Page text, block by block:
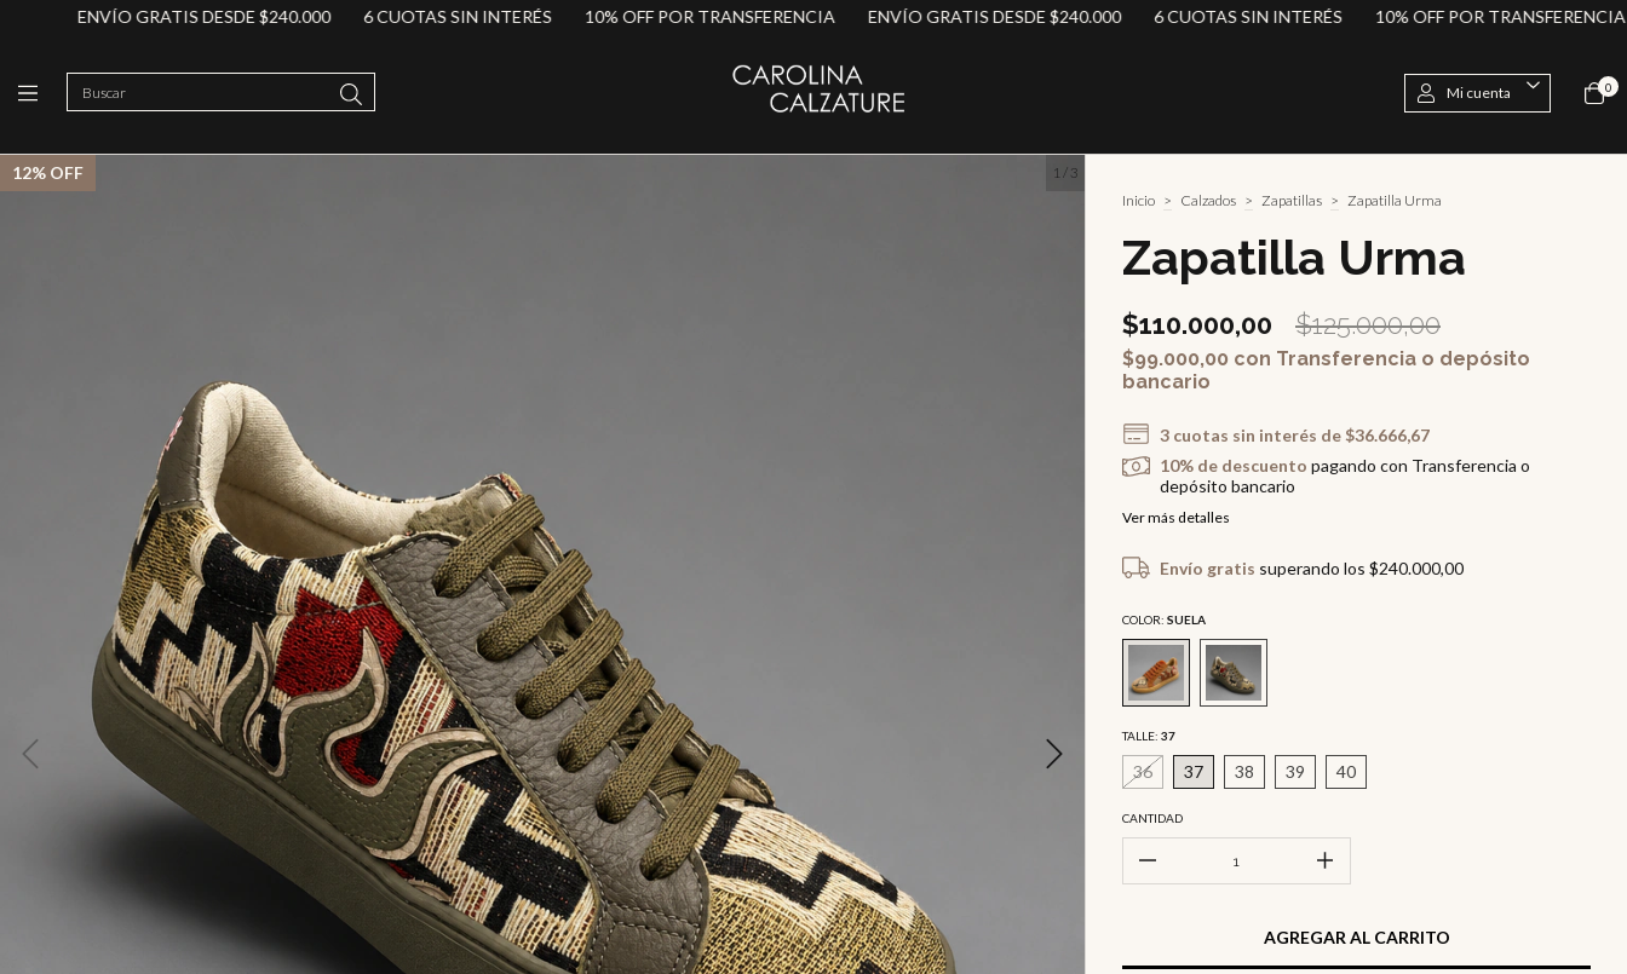
GRATIS DESDE $240.000 6 CUOTAS SIN INTERÉS 10% OFF POR TRANSFERENCIA ENVÍO GRATIS DESDE $240.000 6 CUOTAS SIN INTERÉS 10% OFF POR TRANSFERENCIA
Mi cuenta 0
12% OFF 1 / 3
Inicio > Calzados > Zapatillas > Zapatilla Urma
Zapatilla Urma
$110.000,00 $125.000,00
$99.000,00 con Transferencia o depósito
bancario
3 cuotas sin interés de$36.666,67
10% de descuento pagando con Transferencia o
depósito bancario
Ver más detalles
Envío gratis superando los$240.000,00
COLOR: SUELA
TALLE: 37
36 37 38 39 40
CANTIDAD